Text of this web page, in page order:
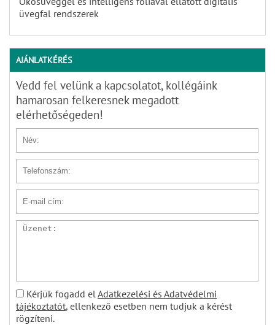
üvegfal rendszerek
AJÁNLATKÉRÉS
Vedd fel velünk a kapcsolatot, kollégáink
hamarosan felkeresnek megadott
elérhetőségeden!
Név
Telefonszám
E-mail cím
Üzenet
Kérjük fogadd el Adatkezelési és Adatvédelmi
tájékoztatót, ellenkező esetben nem tudjuk a kérést
rögzíteni.